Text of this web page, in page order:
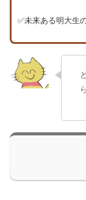
✅未来ある明大生